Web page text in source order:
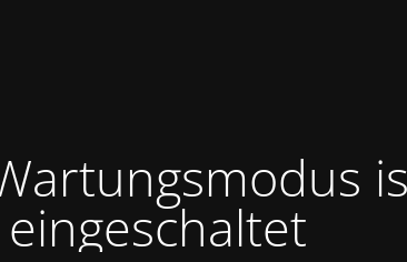
eingeschaltet